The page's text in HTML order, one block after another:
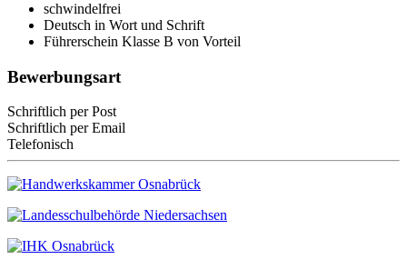
schwindelfrei
Deutsch in Wort und Schrift
Führerschein Klasse B von Vorteil
Bewerbungsart
Schriftlich per Post
Schriftlich per Email
Telefonisch